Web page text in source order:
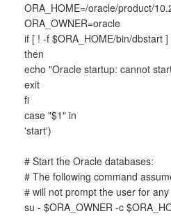
ORA_HOME=/oracle/product/
ORA_OWNER=oracle
if [ ! -f $ORA_HOME/bin/dbstart ]
then
echo "Oracle startup: cannot
exit
fi
case "$1" in
'start')
# Start the Oracle databases:
# The following command
# will not prompt the user for
su - $ORA_OWNER -c